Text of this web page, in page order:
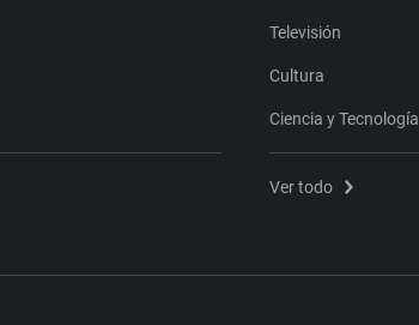
Televisión
Cultura
Ciencia y Tecnología
Ver todo